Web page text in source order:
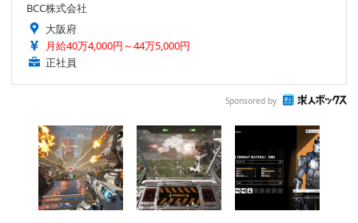
BCC株式会社
大阪府
月給40万4,000円～44万5,000円
正社員
Sponsored by